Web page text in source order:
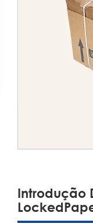
Introdução